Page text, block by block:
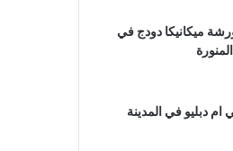
ميكانيكا دودج في
ام دبليو في المدينة